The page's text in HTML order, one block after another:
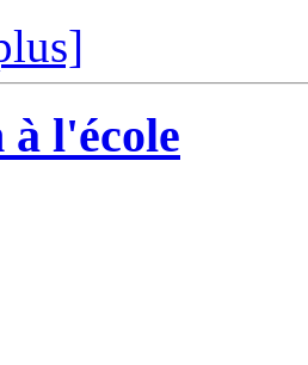
l'école